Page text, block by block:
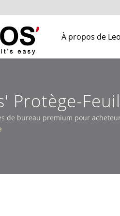
À propos de
Protège-
De Détail
de bureau premium pour